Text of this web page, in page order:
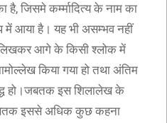
जिसमे कर्म्मादित्य के नाम का
में आया है। यह भी असम्भव नहीं
लिखकर आगे के किसी श्लोक में
किया गया हो तथा अंतिम
हो।जबतक इस शिलालेख के
इससे अधिक कुछ कहना